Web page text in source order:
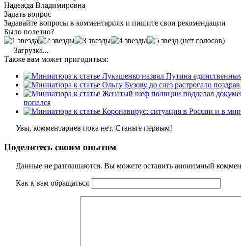
Надежда Владимировна
Задать вопрос
Задавайте вопросы в комментариях и пишите свои рекомендации
Было полезно?
(нет голосов)
Загрузка...
Также вам может пригодиться:
попался
Увы, комментариев пока нет. Станьте первым!
Поделитесь своим опытом
Данные не разглашаются. Вы можете оставить анонимный
Как к вам обращаться